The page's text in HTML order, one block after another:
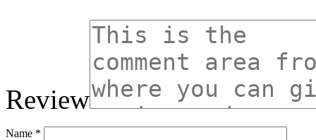
Review
Name *